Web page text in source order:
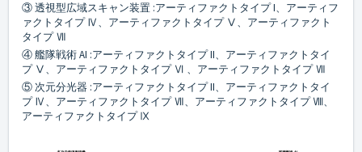
③ 透視型広域スキャン装置 :アーティファクトタイプ I、アーティフ
ァクトタイプ Ⅳ、アーティファクトタイプ Ⅴ、アーティファクト
タイプ Ⅶ
④ 艦隊戦術 AI :アーティファクトタイプ II、アーティファクトタイ
プ Ⅴ、アーティファクトタイプ Ⅵ 、アーティファクトタイプ Ⅶ
⑤ 次元分光器 :アーティファクトタイプ II、アーティファクトタイ
プ Ⅳ、アーティファクトタイプ Ⅶ、アーティファクトタイプ Ⅷ、
アーティファクトタイプ Ⅸ